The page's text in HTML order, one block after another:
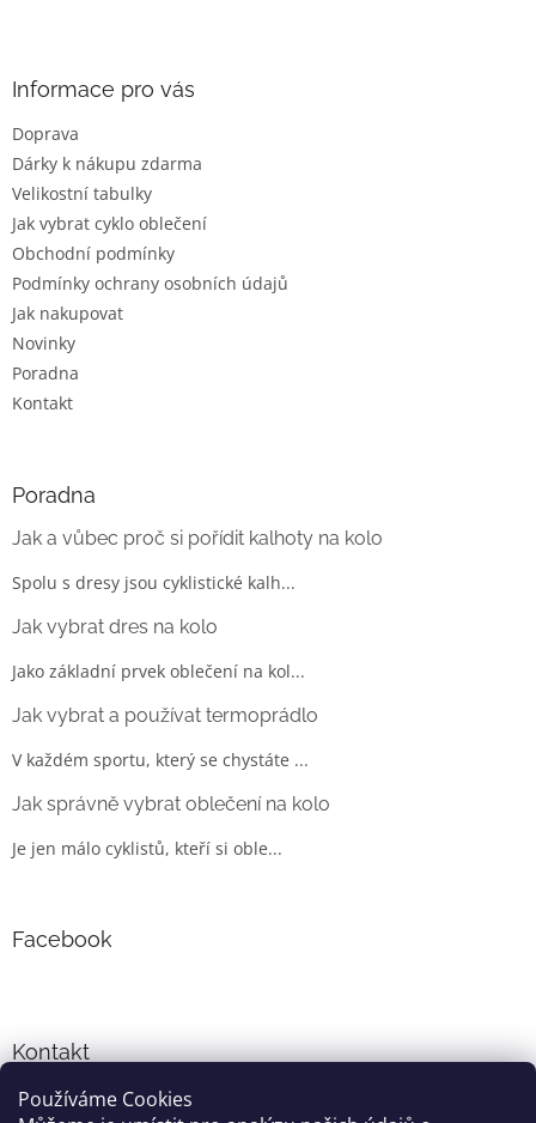
Používáme Cookies
Informace pro vás
Doprava
Dárky k nákupu zdarma
Velikostní tabulky
Jak vybrat cyklo oblečení
Obchodní podmínky
Podmínky ochrany osobních údajů
Jak nakupovat
Novinky
Poradna
Kontakt
Poradna
Jak a vůbec proč si pořídit kalhoty na kolo
Spolu s dresy jsou cyklistické kalh...
Jak vybrat dres na kolo
Jako základní prvek oblečení na kol...
Jak vybrat a používat termoprádlo
V každém sportu, který se chystáte ...
Jak správně vybrat oblečení na kolo
Je jen málo cyklistů, kteří si oble...
Facebook
Kontakt
info@cyklo-obleceni.cz